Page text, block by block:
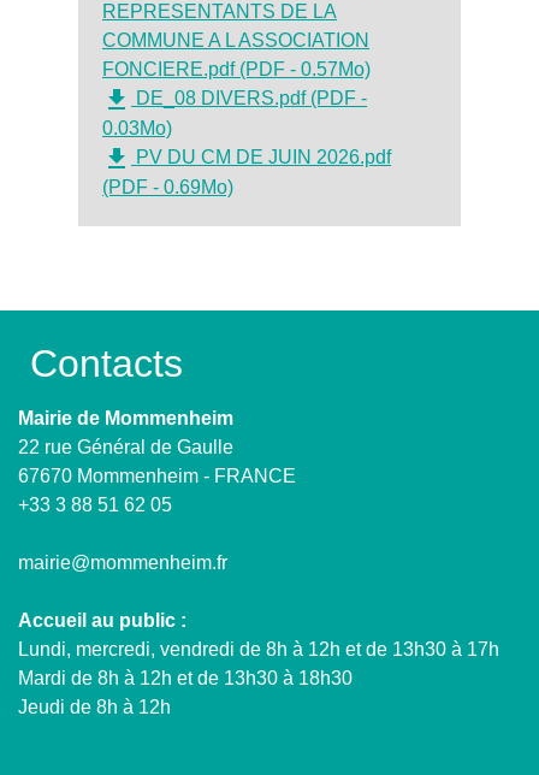
REPRESENTANTS DE LA
COMMUNE A L ASSOCIATION
FONCIERE.pdf (PDF - 0.57Mo)
file_download
DE_08 DIVERS.pdf (PDF -
0.03Mo)
file_download
PV DU CM DE JUIN 2026.pdf
(PDF - 0.69Mo)
Contacts
Mairie de Mommenheim
22 rue Général de Gaulle
67670 Mommenheim - FRANCE
+33 3 88 51 62 05
mairie@mommenheim.fr
Accueil au public :
Lundi, mercredi, vendredi de 8h à 12h et de 13h30 à 17h
Mardi de 8h à 12h et de 13h30 à 18h30
Jeudi de 8h à 12h